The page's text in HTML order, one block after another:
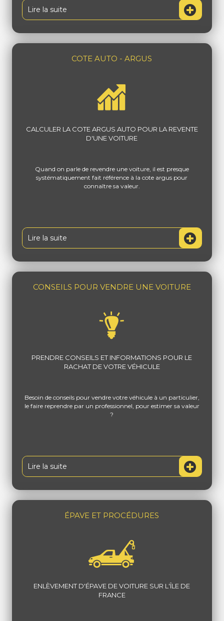
Lire la suite
COTE AUTO - ARGUS
CALCULER LA COTE ARGUS AUTO POUR LA REVENTE
D'UNE VOITURE
Quand on parle de revendre une voiture, il est presque
systématiquement fait référence à la cote argus pour
connaître sa valeur.
Lire la suite
CONSEILS POUR VENDRE UNE VOITURE
PRENDRE CONSEILS ET INFORMATIONS POUR LE
RACHAT DE VOTRE VÉHICULE
Besoin de conseils pour vendre votre véhicule à un particulier,
le faire reprendre par un professionnel, pour estimer sa valeur
?
Lire la suite
ÉPAVE ET PROCÉDURES
ENLÈVEMENT D'ÉPAVE DE VOITURE SUR L'ÎLE DE
FRANCE